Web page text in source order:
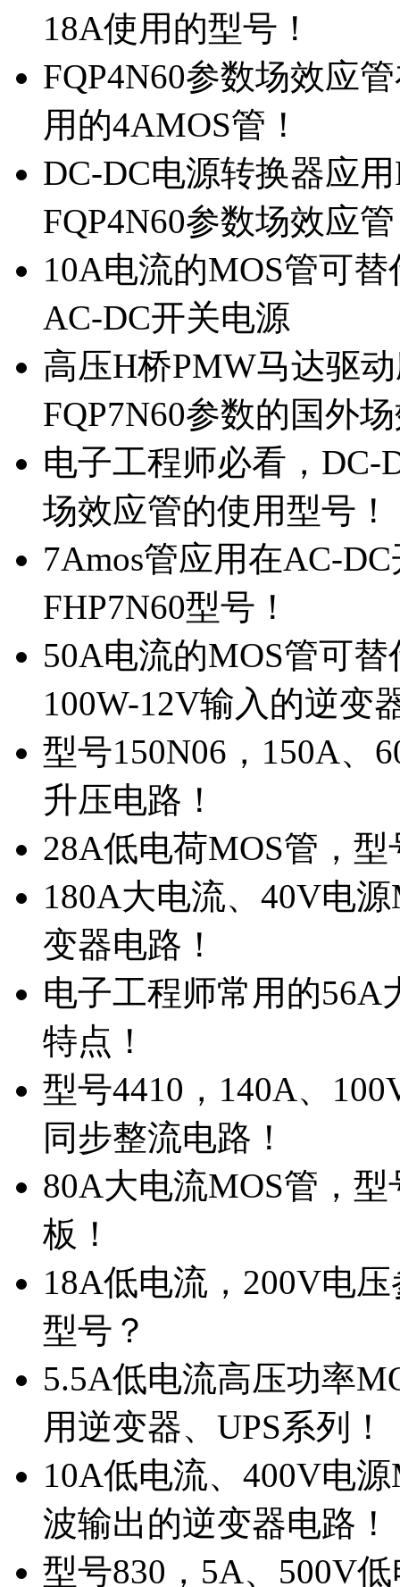
18A使用的型号！
FQP4N60参数场效应
用的4AMOS管！
DC-DC电源转换器应
FQP4N60参数场效应
10A电流的MOS管可
AC-DC开关电源
高压H桥PMW马达驱
FQP7N60参数的国外
电子工程师必看，DC-
场效应管的使用型号！
7Amos管应用在AC-
FHP7N60型号！
50A电流的MOS管可
100W-12V输入的逆变
型号150N06，150A、
升压电路！
28A低电荷MOS管，
180A大电流、40V电
变器电路！
电子工程师常用的56A
特点！
型号4410，140A、
同步整流电路！
80A大电流MOS管，
板！
18A低电流，200V电
型号？
5.5A低电流高压功率
用逆变器、UPS系列！
10A低电流、400V电
波输出的逆变器电路！
型号830，5A、500V